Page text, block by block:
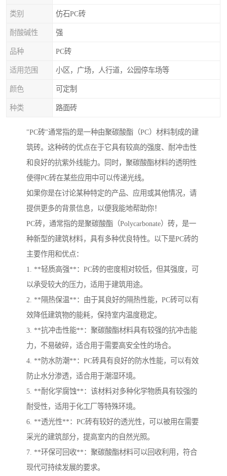
类别 仿石PC砖
耐酸碱性 强
品种 PC砖
适用范围 小区，广场，人行道，公园停车场等
颜色 可定制
种类 路面砖
"PC砖"通常指的是一种由聚碳酸酯（PC）材料制成的建
筑砖。这种砖的优点在于它具有较高的强度、耐冲击性
和良好的抗紫外线能力。同时，聚碳酸酯材料的透明性
使得PC砖在某些应用中可以传递光线。
如果你是在讨论某种特定的产品、应用或其他情况，请
提供更多的背景信息，以便我能地帮助你！
PC砖，通常指的是聚碳酸酯（Polycarbonate）砖，是一
种新型的建筑材料，具有多种优良特性。以下是PC砖的
主要作用和优点：
1. **轻质高强**：PC砖的密度相对较低，但其强度，可
以承受较大的压力，适用于建筑用途。
2. **隔热保温**：由于其良好的隔热性能，PC砖可以有
效降低建筑物的能耗，保持室内温度稳定。
3. **抗冲击性能**：聚碳酸酯材料具有较强的抗冲击能
力，不易破碎，适合用于需要高安全性的场合。
4. **防水防潮**：PC砖具有良好的防水性能，可以有效
防止水分渗透，适合用于潮湿环境。
5. **耐化学腐蚀**：该材料对多种化学物质具有较强的
耐受性，适用于化工厂等特殊环境。
6. **透光性**：PC砖有较好的透光性，可以被用在需要
采光的建筑部分，提高室内的自然光照。
7. **环保可回收**：聚碳酸酯材料可以回收利用，符合
现代可持续发展的要求。